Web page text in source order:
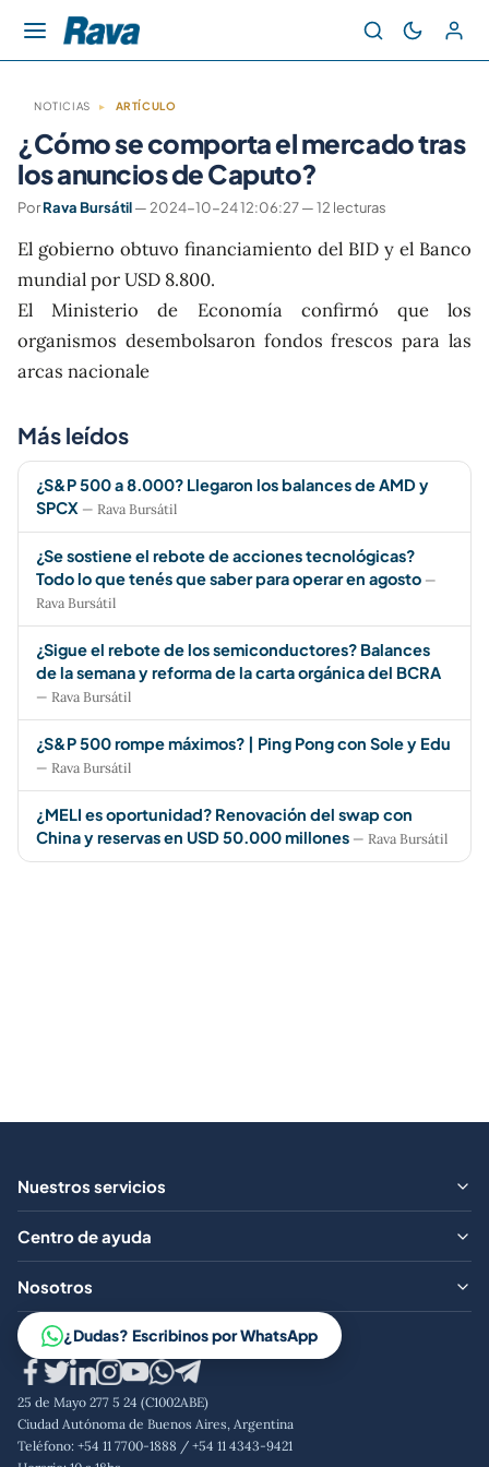
NOTICIAS ▸ ARTÍCULO
¿Cómo se comporta el mercado tras
los anuncios de Caputo?
PorRava Bursátil— 2024-10-24 12:06:27 — 12 lecturas
El gobierno obtuvo financiamiento del BID y el Banco
mundial por USD 8.800.
El Ministerio de Economía confirmó que los
organismos desembolsaron fondos frescos para las
arcas nacionale
Más leídos
¿S&P 500 a 8.000? Llegaron los balances de AMD y
SPCX — Rava Bursátil
¿Se sostiene el rebote de acciones tecnológicas?
Todo lo que tenés que saber para operar en agosto —
Rava Bursátil
¿Sigue el rebote de los semiconductores? Balances
de la semana y reforma de la carta orgánica del BCRA
— Rava Bursátil
¿S&P 500 rompe máximos? | Ping Pong con Sole y Edu
— Rava Bursátil
¿MELI es oportunidad? Renovación del swap con
China y reservas en USD 50.000 millones — Rava Bursátil
Nuestros servicios
¿Qué ofrecemos?
Aranceles
Centro de ayuda
Preguntas frecuentes
Contacto
Nosotros
Trabajá con nosotros
Aviso legal
Código de conducta
Política de privacidad
¿Dudas? Escribinos por WhatsApp
25 de Mayo 277 5 24 (C1002ABE)
Ciudad Autónoma de Buenos Aires, Argentina
Teléfono: +54 11 7700-1888 / +54 11 4343-9421